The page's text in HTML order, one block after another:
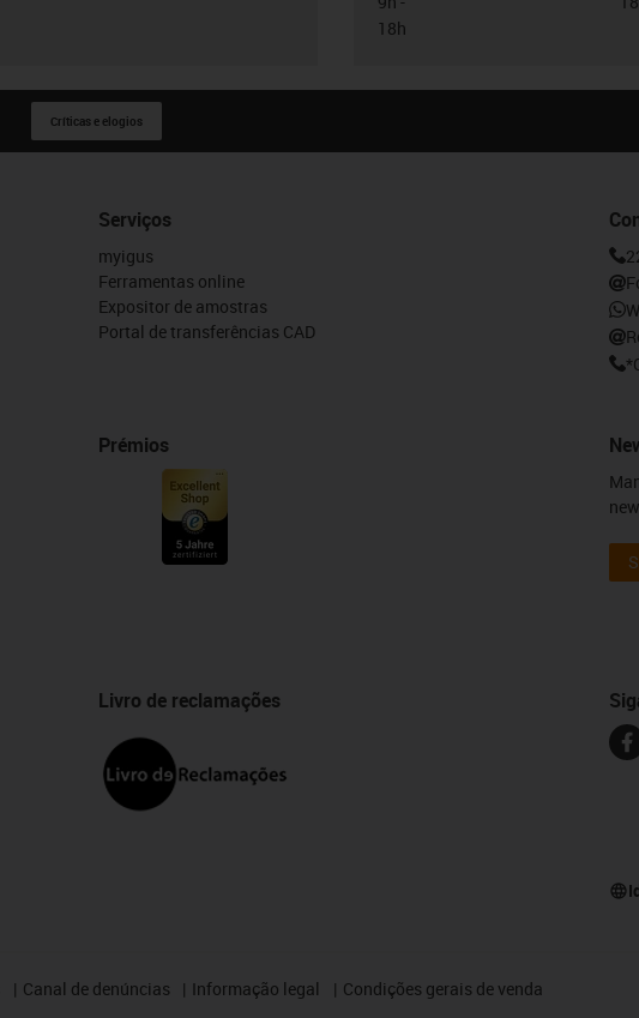
18h
Críticas e elogios
Serviços
myigus
Ferramentas online
Expositor de amostras
Portal de transferências CAD
Prémios
Livro de reclamações
Canal de denúncias Informação legal Condições gerais de venda